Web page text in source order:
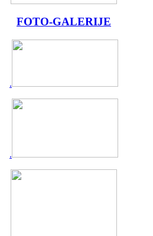
FOTO-GALERIJE
.
.